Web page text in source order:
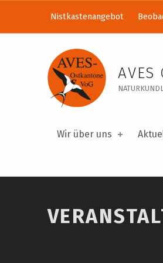
Veranstaltungskalender – AVES Ostkantone VoG
AVES
Wir über uns
Nistkastenangebot